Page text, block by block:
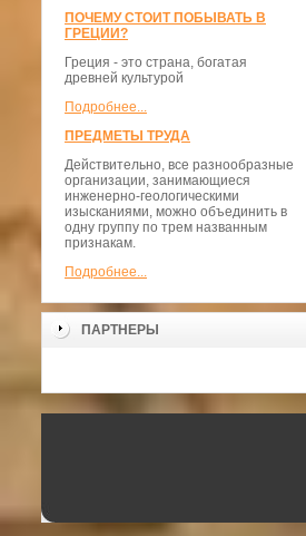
ПОЧЕМУ СТОИТ ПОБЫВАТЬ В
ГРЕЦИИ?
Греция - это страна, богатая
древней культурой
Подробнее...
ПРЕДМЕТЫ ТРУДА
Действительно, все разнообразные
организации, занимающиеся
инженерно-геологическими
изысканиями, можно объединить в
одну группу по трем названным
признакам.
Подробнее...
ПАРТНЕРЫ